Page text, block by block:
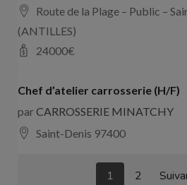
Route de la Plage – Public –
(ANTILLES)
24000€
Chef d’atelier carrosserie (H/F)
parCARROSSERIE MINATCHY
Saint-Denis 97400
1 2